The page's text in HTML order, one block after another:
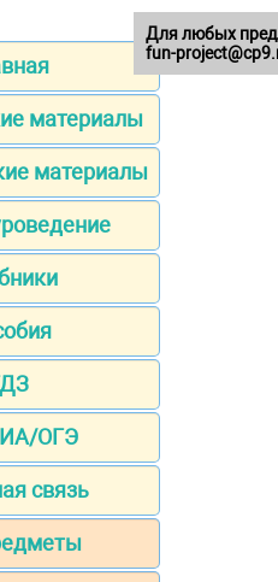
материалы
материалы
ОГЭ
связь
Для любых
fun-